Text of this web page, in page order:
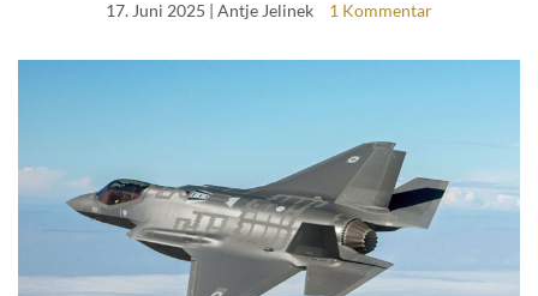
17. Juni 2025 | Antje Jelinek 1 Kommentar